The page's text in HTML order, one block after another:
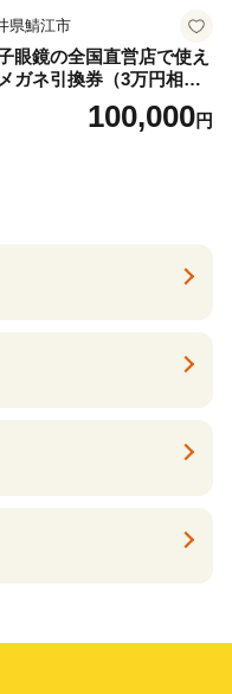
県鯖江市
眼鏡の全国直営店で使え
ガネ引換券（3万円相
100,000円